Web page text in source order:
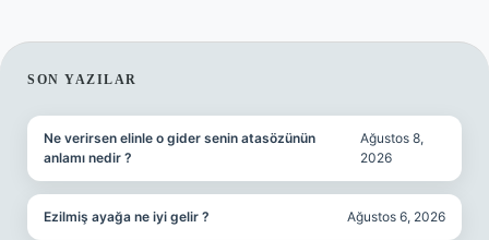
SIDEBAR
SON YAZILAR
Ne verirsen elinle o gider senin atasözünün
anlamı nedir ?
Ağustos 8,
2026
Ezilmiş ayağa ne iyi gelir ? Ağustos 6, 2026